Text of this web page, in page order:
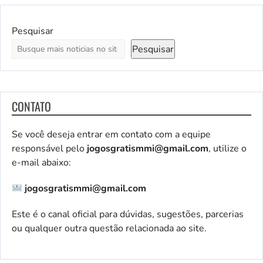
Pesquisar
Pesquisar
CONTATO
Se você deseja entrar em contato com a equipe
responsável pelo jogosgratismmi@gmail.com, utilize o
e-mail abaixo:
jogosgratismmi@gmail.com
Este é o canal oficial para dúvidas, sugestões, parcerias
ou qualquer outra questão relacionada ao site.